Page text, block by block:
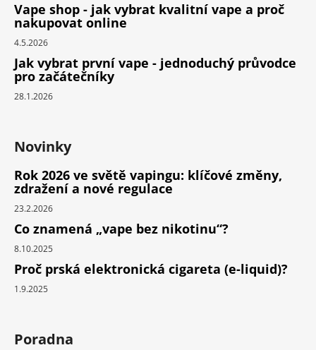
Vape shop - jak vybrat kvalitní vape a proč
nakupovat online
4.5.2026
Jak vybrat první vape - jednoduchý průvodce
pro začátečníky
28.1.2026
Novinky
Rok 2026 ve světě vapingu: klíčové změny,
zdražení a nové regulace
23.2.2026
Co znamená „vape bez nikotinu“?
8.10.2025
Proč prská elektronická cigareta (e-liquid)?
1.9.2025
Poradna